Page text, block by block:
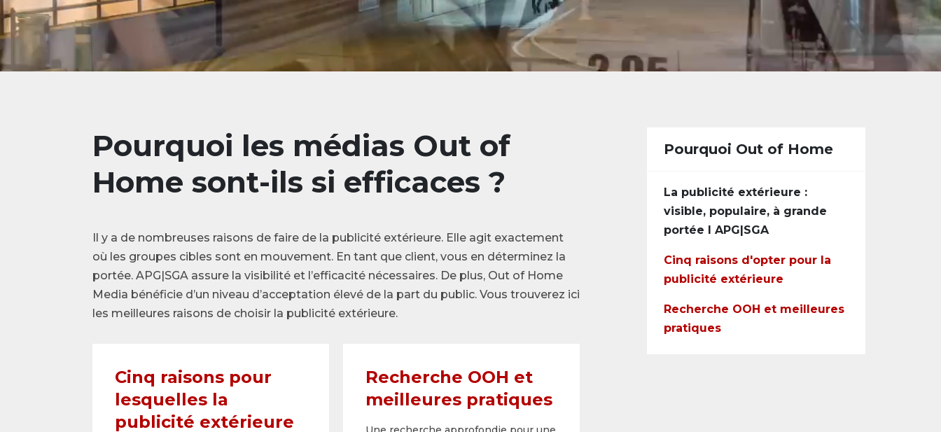
Pourquoi les médias Out of
Home sont-ils si efficaces ?
Il y a de nombreuses raisons de faire de la publicité extérieure. Elle agit exactement
où les groupes cibles sont en mouvement. En tant que client, vous en déterminez la
portée. APG|SGA assure la visibilité et l’efficacité nécessaires. De plus, Out of Home
Media bénéficie d’un niveau d’acceptation élevé de la part du public. Vous trouverez ici
les meilleures raisons de choisir la publicité extérieure.
Cinq raisons pour
lesquelles la
publicité extérieure
Recherche OOH et
meilleures pratiques
Pourquoi Out of Home
La publicité extérieure :
visible, populaire, à grande
portée I APG|SGA
Cinq raisons d'opter pour la
publicité extérieure
Recherche OOH et meilleures
pratiques